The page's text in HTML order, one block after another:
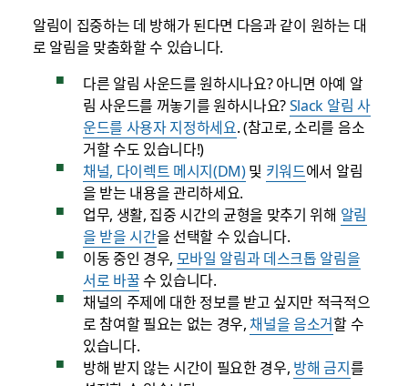
알림이 집중하는 데 방해가 된다면 다음과 같이 원하는 대
로 알림을 맞춤화할 수 있습니다.
다른 알림 사운드를 원하시나요? 아니면 아예 알
림 사운드를 꺼놓기를 원하시나요?Slack 알림 사
운드를 사용자 지정하세요. (참고로, 소리를 음소
거할 수도 있습니다!)
채널, 다이렉트 메시지(DM)및 키워드에서 알림
을 받는 내용을 관리하세요.
업무, 생활, 집중 시간의 균형을 맞추기 위해 알림
을 받을 시간을 선택할 수 있습니다.
이동 중인 경우, 모바일 알림과 데스크톱 알림을
서로 바꿀수 있습니다.
채널의 주제에 대한 정보를 받고 싶지만 적극적으
로 참여할 필요는 없는 경우, 채널을 음소거할 수
있습니다.
방해 받지 않는 시간이 필요한 경우, 방해 금지를